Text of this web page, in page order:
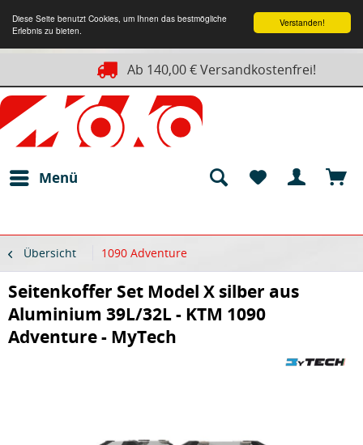
Verstanden!
Diese Seite benutzt Cookies, um Ihnen das bestmögliche
Erlebnis zu bieten.
Ab 140,00 € Versandkostenfrei!
Menü
Übersicht 1090 Adventure
Seitenkoffer Set Model X silber aus
Aluminium 39L/32L - KTM 1090
Adventure - MyTech